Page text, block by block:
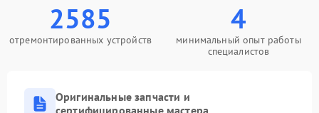
2585
отремонтированных устройств
4
минимальный опыт работы
специалистов
Оригинальные запчасти и
сертифицированные мастера